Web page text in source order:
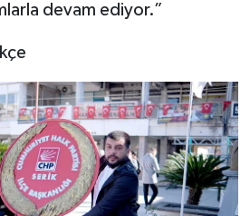
devam ediyor.”